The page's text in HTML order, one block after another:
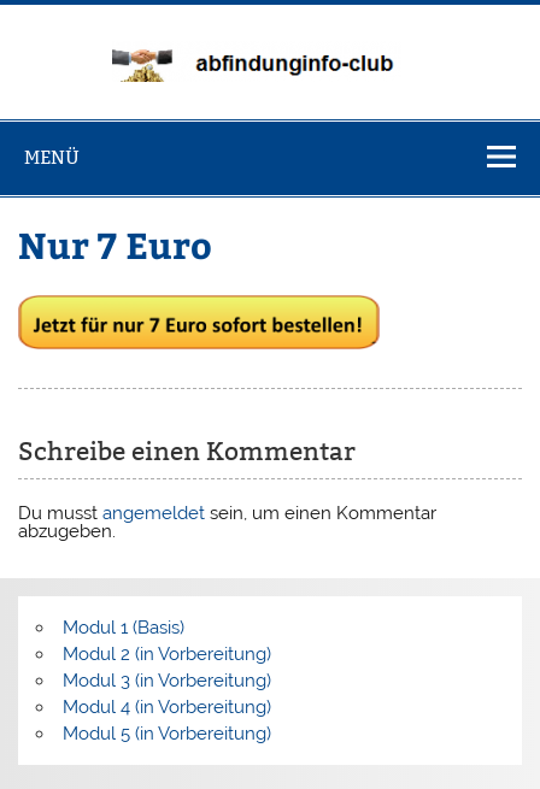
Zum
MENÜ
Nur 7 Euro
Schreibe einen Kommentar
Du musstangemeldet sein, um einen Kommentar
abzugeben.
Modul 1 (Basis)
Modul 2 (in Vorbereitung)
Modul 3 (in Vorbereitung)
Modul 4 (in Vorbereitung)
Modul 5 (in Vorbereitung)